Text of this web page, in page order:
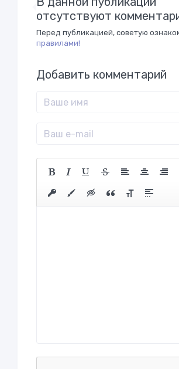
отсутствуют
Перед публикацией, советую
правилами!
Добавить комментарий